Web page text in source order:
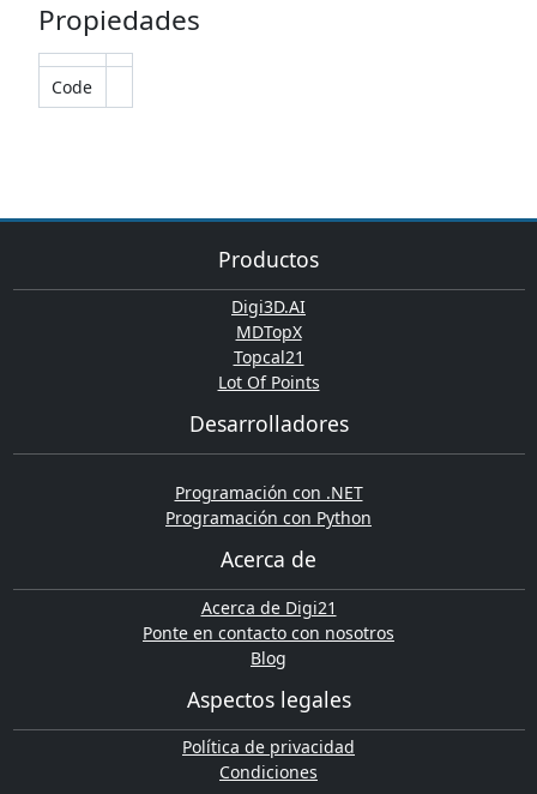
Propiedades
Code
Productos
Digi3D.AI
MDTopX
Topcal21
Lot Of Points
Desarrolladores
Programación con .NET
Programación con Python
Acerca de
Acerca de Digi21
Ponte en contacto con nosotros
Blog
Aspectos legales
Política de privacidad
Condiciones